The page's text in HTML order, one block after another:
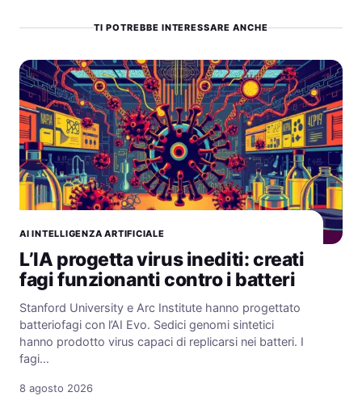
TI POTREBBE INTERESSARE ANCHE
AI INTELLIGENZA ARTIFICIALE
L’IA progetta virus inediti: creati
fagi funzionanti contro i batteri
Stanford University e Arc Institute hanno progettato
batteriofagi con l’AI Evo. Sedici genomi sintetici
hanno prodotto virus capaci di replicarsi nei batteri. I
fagi…
8 agosto 2026